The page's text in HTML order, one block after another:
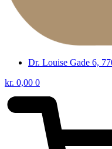
Dr. Louise Gade 6,
kr. 0,00 0